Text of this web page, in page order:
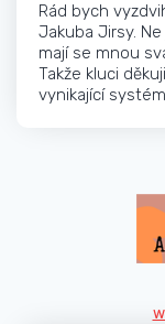
Rád bych
Jakuba Jirsy.
mají se mnou
Takže kluci
vynikající